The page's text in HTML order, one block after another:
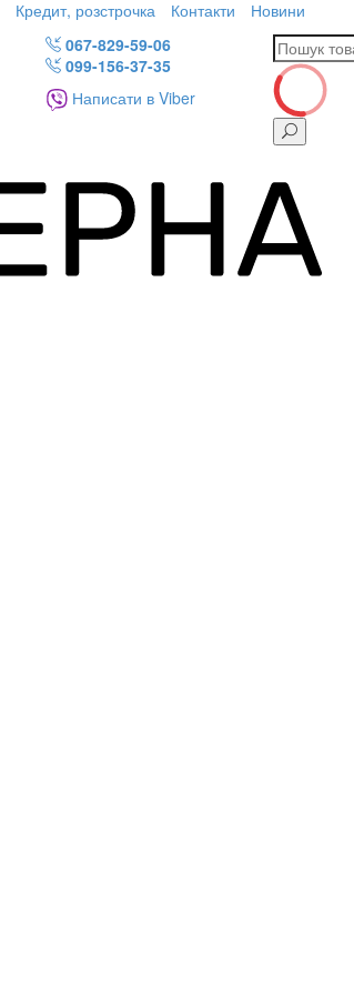
Кредит, розстрочка Контакти Новини
067-829-59-06
099-156-37-35
Написати в Viber